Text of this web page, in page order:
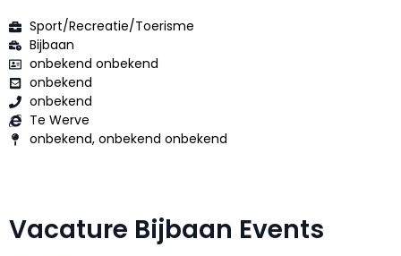
Sport/Recreatie/Toerisme
Bijbaan
onbekend onbekend
onbekend
onbekend
Te Werve
onbekend, onbekend onbekend
Vacature Bijbaan Events